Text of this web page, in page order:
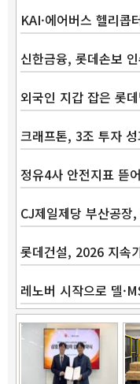
KAI·에어버스 헬리
신한금융, 롯데손보
외국인 지갑 잡은 롯
크래프톤, 3조 투자
정유4사 안전지표 뜯
CJ제일제당 부산공
롯데건설, 2026 지속
레노버 시작으로 델